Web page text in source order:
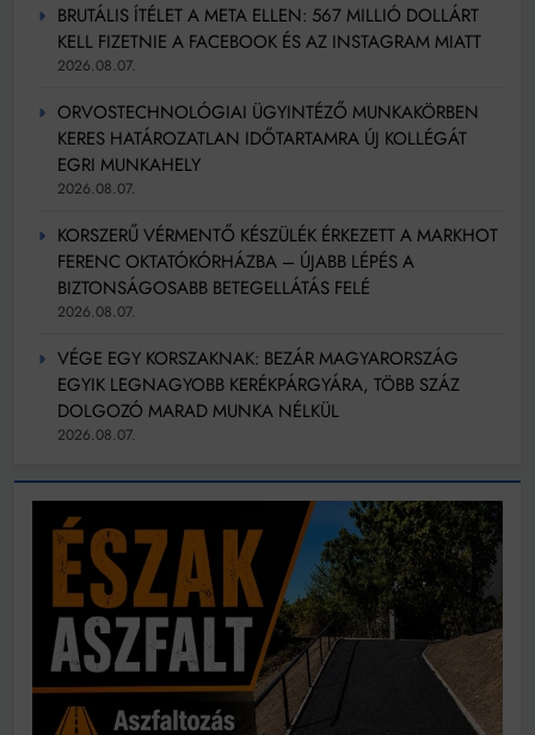
BRUTÁLIS ÍTÉLET A META ELLEN: 567 MILLIÓ DOLLÁRT
KELL FIZETNIE A FACEBOOK ÉS AZ INSTAGRAM MIATT
2026.08.07.
ORVOSTECHNOLÓGIAI ÜGYINTÉZŐ MUNKAKÖRBEN
KERES HATÁROZATLAN IDŐTARTAMRA ÚJ KOLLÉGÁT
EGRI MUNKAHELY
2026.08.07.
KORSZERŰ VÉRMENTŐ KÉSZÜLÉK ÉRKEZETT A MARKHOT
FERENC OKTATÓKÓRHÁZBA – ÚJABB LÉPÉS A
BIZTONSÁGOSABB BETEGELLÁTÁS FELÉ
2026.08.07.
VÉGE EGY KORSZAKNAK: BEZÁR MAGYARORSZÁG
EGYIK LEGNAGYOBB KERÉKPÁRGYÁRA, TÖBB SZÁZ
DOLGOZÓ MARAD MUNKA NÉLKÜL
2026.08.07.